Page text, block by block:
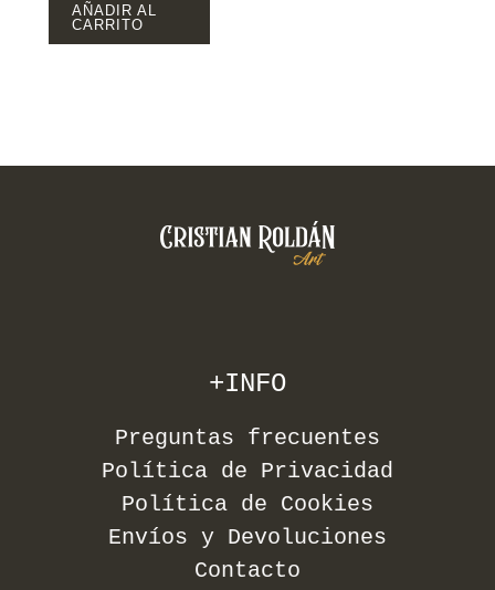
AÑADIR AL
CARRITO
+INFO
Preguntas frecuentes
Política de Privacidad
Política de Cookies
Envíos y Devoluciones
Contacto